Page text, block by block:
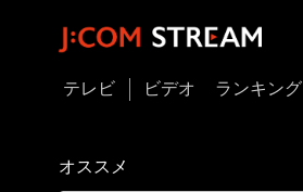
テレビ ビデオ ランキング
オススメ